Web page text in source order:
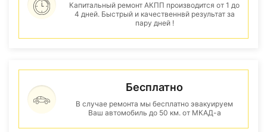
Капитальный ремонт АКПП производится от 1 до
4 дней. Быстрый и качественнвй результат за
пару дней !
Бесплатно
В случае ремонта мы бесплатно эвакуируем
Ваш автомобиль до 50 км. от МКАД-а